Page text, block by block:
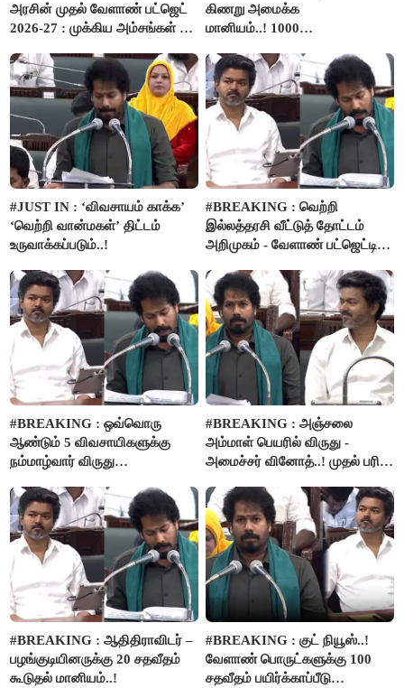
அரசின் முதல் வேளாண் பட்ஜெட்
2026-27 : முக்கிய அம்சங்கள் ஓர்
கிணறு அமைக்க
மானியம்..! 1000
பம்புசெட் வழங்கப்படும்..!
#JUST IN : ‘விவசாயம் காக்க’
‘வெற்றி வான்மகள்’ திட்டம்
உருவாக்கப்படும்..!
#BREAKING : வெற்றி
இல்லத்தரசி வீட்டுத் தோட்டம்
அறிமுகம் - வேளாண் பட்ஜெட்டில்
#BREAKING : ஒவ்வொரு
ஆண்டும் 5 விவசாயிகளுக்கு
நம்மாழ்வார் விருது
#BREAKING : அஞ்சலை
அம்மாள் பெயரில் விருது -
அமைச்சர் வினோத்..! முதல் பரிசு
#BREAKING : ஆதிதிராவிடர் –
பழங்குடியினருக்கு 20 சதவீதம்
கூடுதல் மானியம்..!
#BREAKING : குட் நியூஸ்..!
வேளாண் பொருட்களுக்கு 100
சதவீதம் பயிர்க்காப்பீடு